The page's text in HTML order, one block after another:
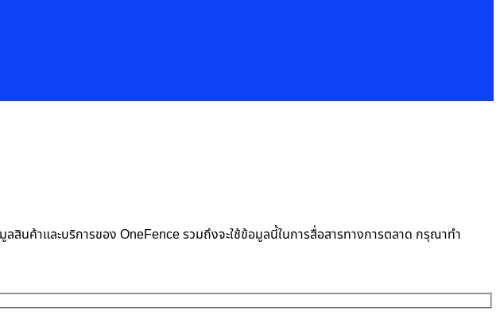
สินค้าและบริการของ OneFence รวมถึงจะใช้ข้อมูลนี้ในการสื่อสารทางการตลาด กรุณาทำ